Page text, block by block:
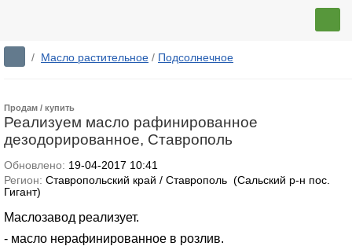
/ Масло растительное / Подсолнечное
Продам / купить
Реализуем масло рафинированное
дезодорированное, Ставрополь
Обновлено: 19-04-2017 10:41
Регион: Ставропольский край / Ставрополь (Сальский р-н пос.
Гигант)
Маслозавод реализует.
- масло нерафинированное в розлив.